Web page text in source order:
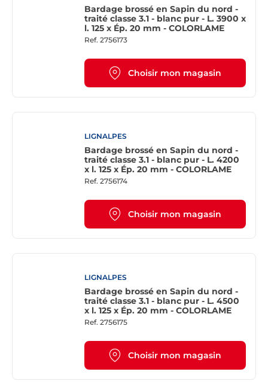
Bardage brossé en Sapin du nord -
traité classe 3.1 - blanc pur - L. 3900 x
l. 125 x Ép. 20 mm - COLORLAME
Ref. 2756173
Choisir mon magasin
LIGNALPES
Bardage brossé en Sapin du nord -
traité classe 3.1 - blanc pur - L. 4200
x l. 125 x Ép. 20 mm - COLORLAME
Ref. 2756174
Choisir mon magasin
LIGNALPES
Bardage brossé en Sapin du nord -
traité classe 3.1 - blanc pur - L. 4500
x l. 125 x Ép. 20 mm - COLORLAME
Ref. 2756175
Choisir mon magasin